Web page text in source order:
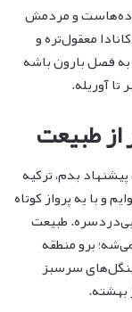
و مردمش
معقول‌تره و
فصل بارون باشه
آوریله.
بدم، ترکیه
و با یه پرواز کوتاه
طبیعت
برو منطقه
جنگل‌های سرسبز
بهشته.